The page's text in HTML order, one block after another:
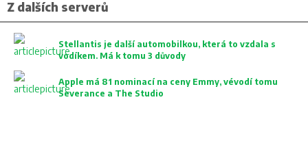
Z dalších serverů
Stellantis je další automobilkou, která to vzdala s
vodíkem. Má k tomu 3 důvody
Apple má 81 nominací na ceny Emmy, vévodí tomu
Severance a The Studio